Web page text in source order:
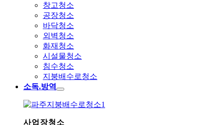
창고청소
공장청소
바닥청소
외벽청소
화재청소
시설물청소
침수청소
지붕배수로청소
소독.방역
사업장청소